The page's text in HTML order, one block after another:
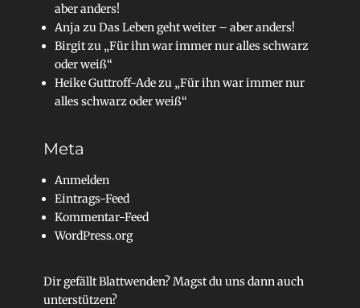
aber anders!
AnjazuDas Leben geht weiter – aber anders!
Birgitzu „Für ihn war immer nur alles schwarz
oder weiß“
Heike Guttroff-Adezu „Für ihn war immer nur
alles schwarz oder weiß“
Meta
Anmelden
Eintrags-Feed
Kommentar-Feed
WordPress.org
Dir gefällt Blattwenden? Magst du uns dann auch
unterstützen?